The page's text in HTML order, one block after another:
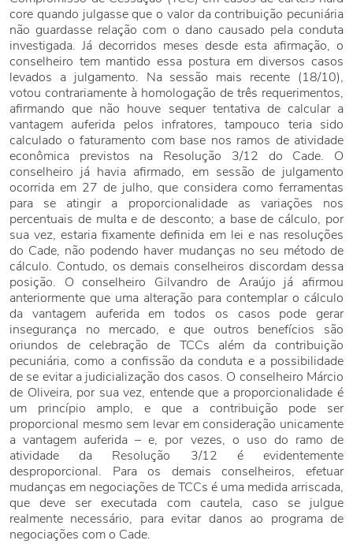
core quando julgasse que o valor da contribuição pecuniária
não guardasse relação com o dano causado pela conduta
investigada. Já decorridos meses desde esta afirmação, o
conselheiro tem mantido essa postura em diversos casos
levados a julgamento. Na sessão mais recente (18/10),
votou contrariamente à homologação de três requerimentos,
afirmando que não houve sequer tentativa de calcular a
vantagem auferida pelos infratores, tampouco teria sido
calculado o faturamento com base nos ramos de atividade
econômica previstos na Resolução 3/12 do Cade. O
conselheiro já havia afirmado, em sessão de julgamento
ocorrida em 27 de julho, que considera como ferramentas
para se atingir a proporcionalidade as variações nos
percentuais de multa e de desconto; a base de cálculo, por
sua vez, estaria fixamente definida em lei e nas resoluções
do Cade, não podendo haver mudanças no seu método de
cálculo. Contudo, os demais conselheiros discordam dessa
posição. O conselheiro Gilvandro de Araújo já afirmou
anteriormente que uma alteração para contemplar o cálculo
da vantagem auferida em todos os casos pode gerar
insegurança no mercado, e que outros benefícios são
oriundos de celebração de TCCs além da contribuição
pecuniária, como a confissão da conduta e a possibilidade
de se evitar a judicialização dos casos. O conselheiro Márcio
de Oliveira, por sua vez, entende que a proporcionalidade é
um princípio amplo, e que a contribuição pode ser
proporcional mesmo sem levar em consideração unicamente
a vantagem auferida – e, por vezes, o uso do ramo de
atividade da Resolução 3/12 é evidentemente
desproporcional. Para os demais conselheiros, efetuar
mudanças em negociações de TCCs é uma medida arriscada,
que deve ser executada com cautela, caso se julgue
realmente necessário, para evitar danos ao programa de
negociações com o Cade.